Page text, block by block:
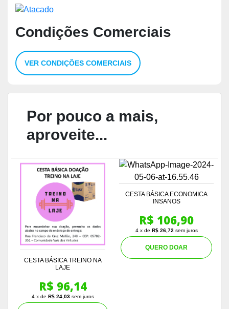
Condições Comerciais
VER CONDIÇÕES COMERCIAIS
Por pouco a mais,
aproveite...
CESTA BÁSICA TREINO NA
LAJE
R$ 96,14
4 x de R$ 24,03sem juros
CESTA BÁSICA ECONOMICA
INSANOS
R$ 106,90
4 x de R$ 26,72 sem juros
QUERO DOAR